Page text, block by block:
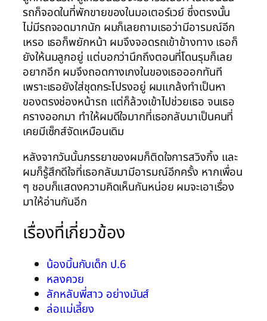
รถก็จอดในที่พักขายของในมอเตอร์เวย์ ซึ่งตรงนั้น
ไม่มีรถจอดมากนัก ผมก็เลยถามเธอว่ามีอารมณ์อีก
เหรอ เธอก็พยักหน้า ผมจึงจอดรถเข้าข้างทาง เธอก็
ยังให้นมลูกอยู่ แต่บอกว่านึกถึงตอนที่โดนรุมก็เลย
อยากอีก ผมจึงถอดกางเกงในของเธอออกทันที
เพราะเธอยังใส่ชุดกระโปรงอยู่ ผมแกล้งทำเป็นหา
ของตรงช่องหน้ารถ แต่ก็ล้วงเข้าไปช่วยเธอ จนเธอ
ครางออกมา ทำให้ผมดีใจมากที่เธอกลับมาเป็นคนที่
เคยมีเซ็กส์จัดเหมือนเดิม
หลังจากวันนั้นภรรยาของผมก็ติดใจการสวิงกิ้ง และ
ผมก็รู้สึกดีใจที่เธอกลับมามีอารมณ์อีกครั้ง หากเพื่อน
ๆ ชอบก็แสดงความคิดเห็นกันหน่อย ผมจะเอาเรื่อง
มาให้อ่านกันอีก
เรื่องที่เกี่ยวข้อง
น้องมิ้นกับเด็ก ป.6
หลงควย
ลักหลับพี่สาว อย่างมันส์
ล่อแม่เลี้ยง